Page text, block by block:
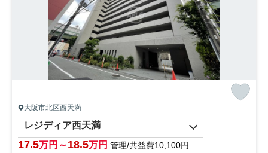
大阪市北区西天満
レジディア西天満
17.5万円～18.5万円 管理/共益費10,100円